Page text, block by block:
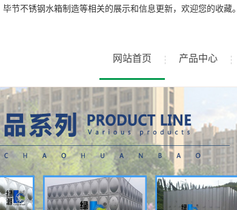
节不锈钢水箱制造等相关的展示和信息更新，欢迎您的收藏。
网站首页 产品中心